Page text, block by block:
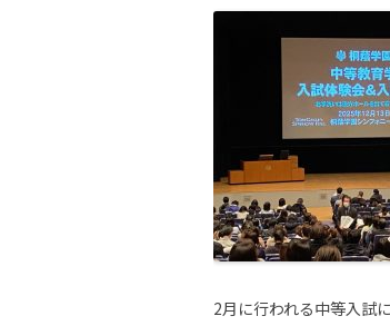
2月に行われる中等入試